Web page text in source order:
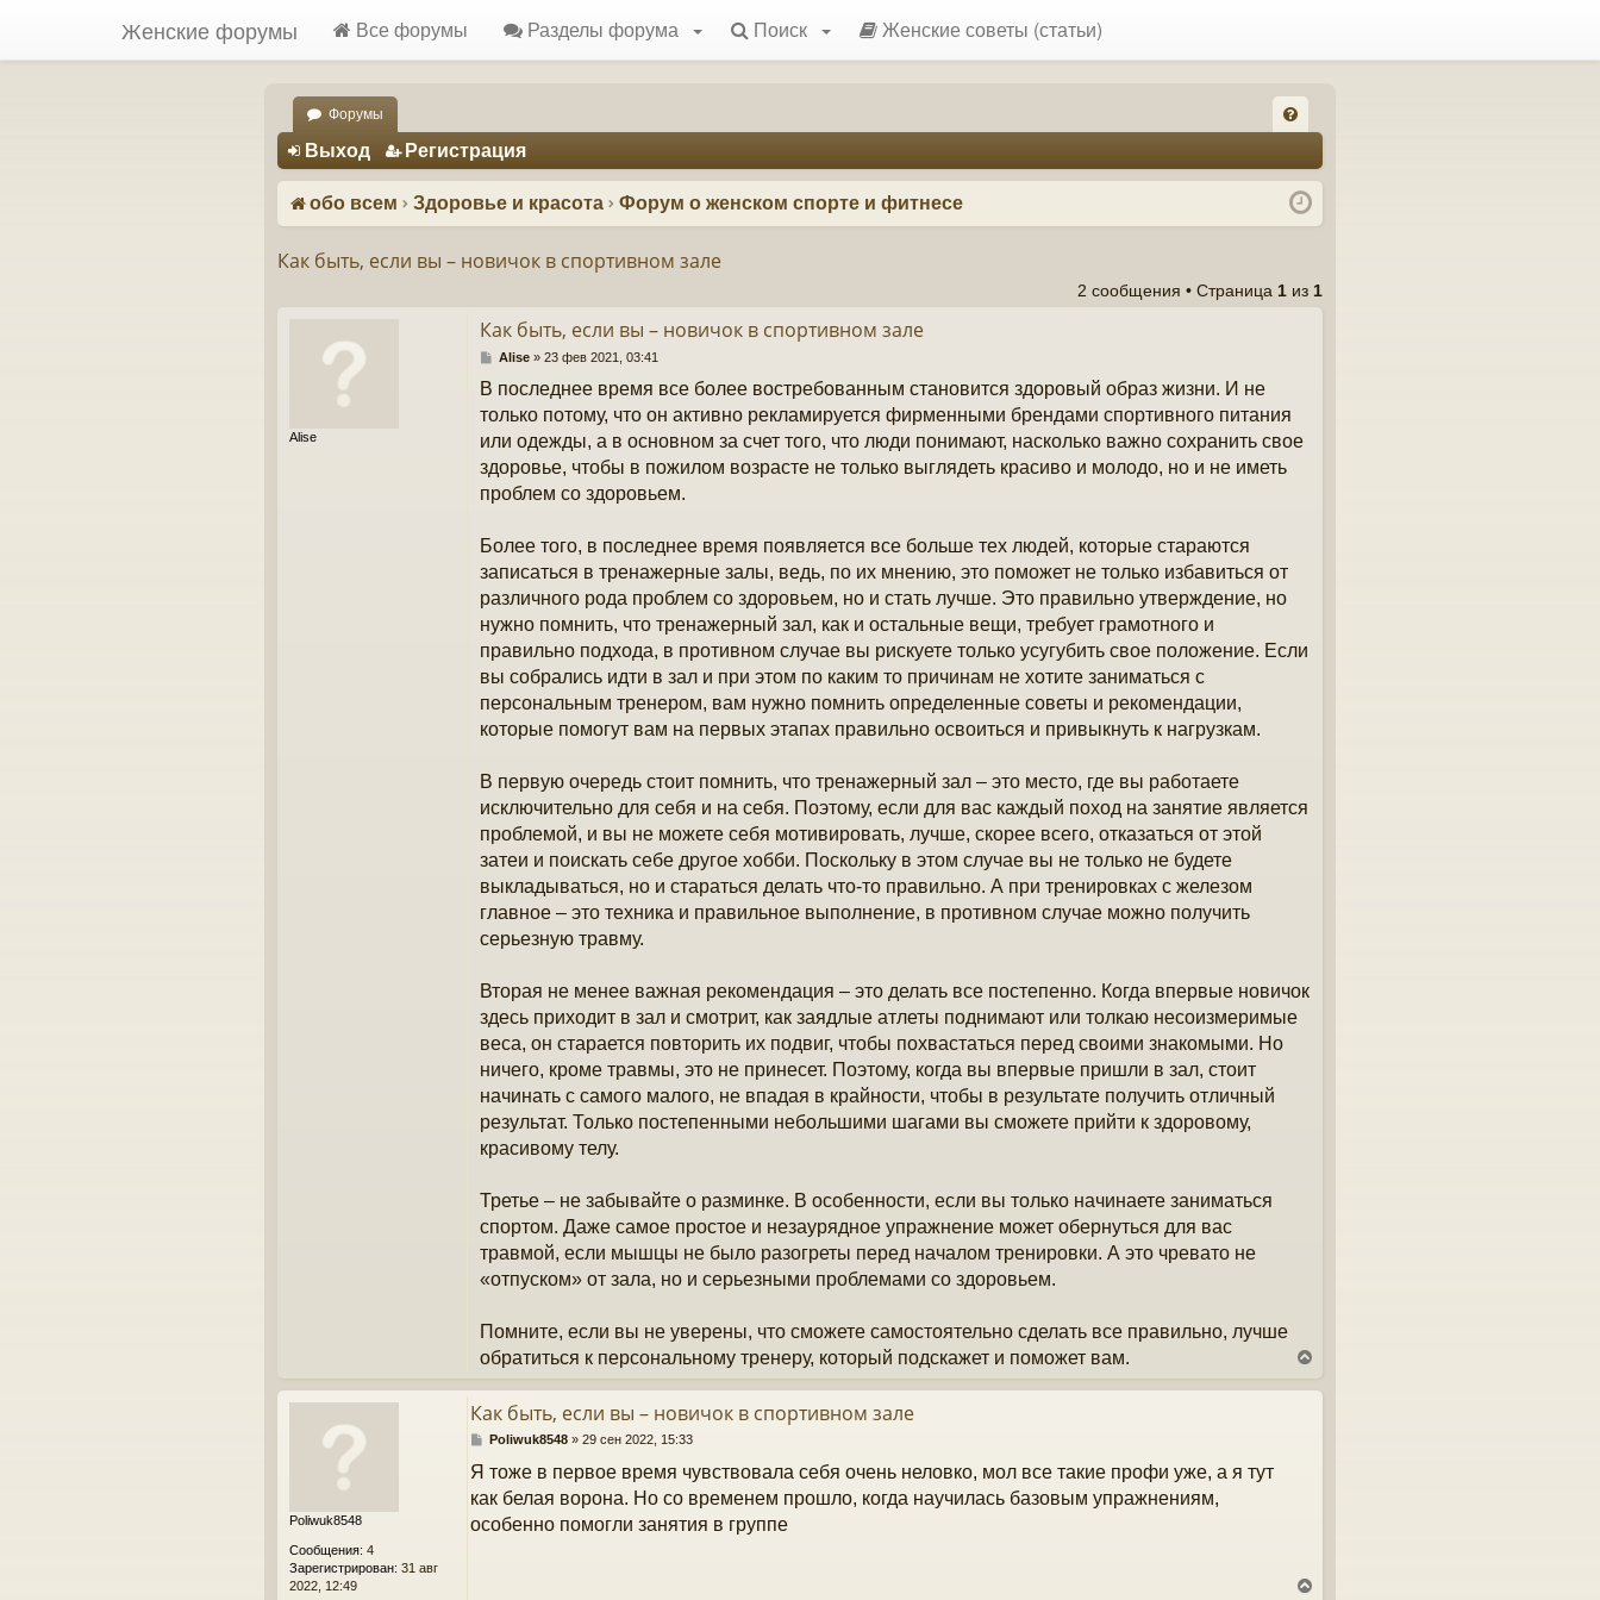
Женские форумы Все форумы Разделы форума Поиск Женские советы (статьи)
Регистрация
Форумы
Q
Выход Регистрация
обо всем Здоровье и красота Форум о женском спорте и фитнесе
Как быть, если вы – новичок в спортивном зале
2 сообщения • Страница 1 из 1
Alise
Как быть, если вы – новичок в спортивном зале
С
б
е
н
и
е
Alise» 23 фев 2021, 03:41
В последнее время все более востребованным становится здоровый образ жизни. И не
только потому, что он активно рекламируется фирменными брендами спортивного питания
или одежды, а в основном за счет того, что люди понимают, насколько важно сохранить свое
здоровье, чтобы в пожилом возрасте не только выглядеть красиво и молодо, но и не иметь
проблем со здоровьем.
Более того, в последнее время появляется все больше тех людей, которые стараются
записаться в тренажерные залы, ведь, по их мнению, это поможет не только избавиться от
различного рода проблем со здоровьем, но и стать лучше. Это правильно утверждение, но
нужно помнить, что тренажерный зал, как и остальные вещи, требует грамотного и
правильно подхода, в противном случае вы рискуете только усугубить свое положение. Если
вы собрались идти в зал и при этом по каким то причинам не хотите заниматься с
персональным тренером, вам нужно помнить определенные советы и рекомендации,
которые помогут вам на первых этапах правильно освоиться и привыкнуть к нагрузкам.
В первую очередь стоит помнить, что тренажерный зал – это место, где вы работаете
исключительно для себя и на себя. Поэтому, если для вас каждый поход на занятие является
проблемой, и вы не можете себя мотивировать, лучше, скорее всего, отказаться от этой
затеи и поискать себе другое хобби. Поскольку в этом случае вы не только не будете
выкладываться, но и стараться делать что-то правильно. А при тренировках с железом
главное – это техника и правильное выполнение, в противном случае можно получить
серьезную травму.
Вторая не менее важная рекомендация – это делать все постепенно. Когда впервые новичок
здесь приходит в зал и смотрит, как заядлые атлеты поднимают или толкаю несоизмеримые
веса, он старается повторить их подвиг, чтобы похвастаться перед своими знакомыми. Но
ничего, кроме травмы, это не принесет. Поэтому, когда вы впервые пришли в зал, стоит
начинать с самого малого, не впадая в крайности, чтобы в результате получить отличный
результат. Только постепенными небольшими шагами вы сможете прийти к здоровому,
красивому телу.
Третье – не забывайте о разминке. В особенности, если вы только начинаете заниматься
спортом. Даже самое простое и незаурядное упражнение может обернуться для вас
травмой, если мышцы не было разогреты перед началом тренировки. А это чревато не
«отпуском» от зала, но и серьезными проблемами со здоровьем.
Помните, если вы не уверены, что сможете самостоятельно сделать все правильно, лучше
обратиться к персональному тренеру, который подскажет и поможет вам.
р
Poliwuk8548
Сообщения: 4
Зарегистрирован: 31 авг
2022, 12:49
Как быть, если вы – новичок в спортивном зале
С
б
е
Poliwuk8548» 29 сен 2022, 15:33
Я тоже в первое время чувствовала себя очень неловко, мол все такие профи уже, а я тут
как белая ворона. Но со временем прошло, когда научилась базовым упражнениям,
особенно помогли занятия в группе